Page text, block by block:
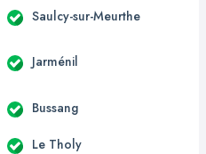
Saulcy-sur-Meurthe
Jarménil
Bussang
Le Tholy